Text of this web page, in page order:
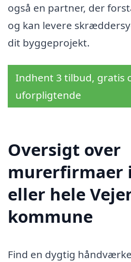
også en partner, der
og kan levere
dit byggeprojekt.
Indhent 3 tilbud, gratis
uforpligtende
Oversigt over
murerfirmaer
eller hele
kommune
Find en dygtig